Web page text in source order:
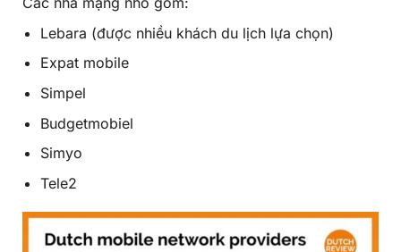
Lebara (được nhiều khách du lịch lựa chọn)
Expat mobile
Simpel
Budgetmobiel
Simyo
Tele2